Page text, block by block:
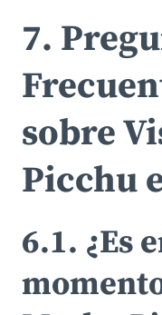
7.
sobre
Picchu
6.1. ¿Es